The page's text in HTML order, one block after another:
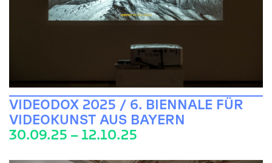
VIDEODOX 2025 / 6. BIENNALE FÜR
VIDEOKUNST AUS BAYERN
30.09.25 – 12.10.25